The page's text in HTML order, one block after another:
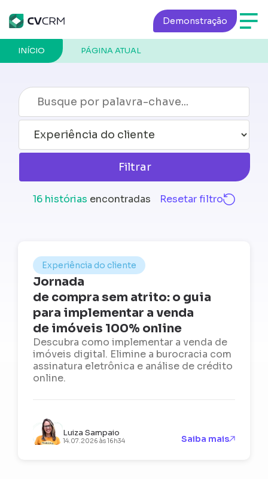
Demonstração
PÁGINA ATUAL
INÍCIO
Filtrar
16 histórias encontradas Resetar filtro
Experiência do cliente
Jornada
de compra sem atrito: o guia
para implementar a venda
de imóveis 100% online
Descubra como implementar a venda de
imóveis digital. Elimine a burocracia com
assinatura eletrônica e análise de crédito
online.
Luiza Sampaio
14.07.2026 às 16h34 Saiba mais